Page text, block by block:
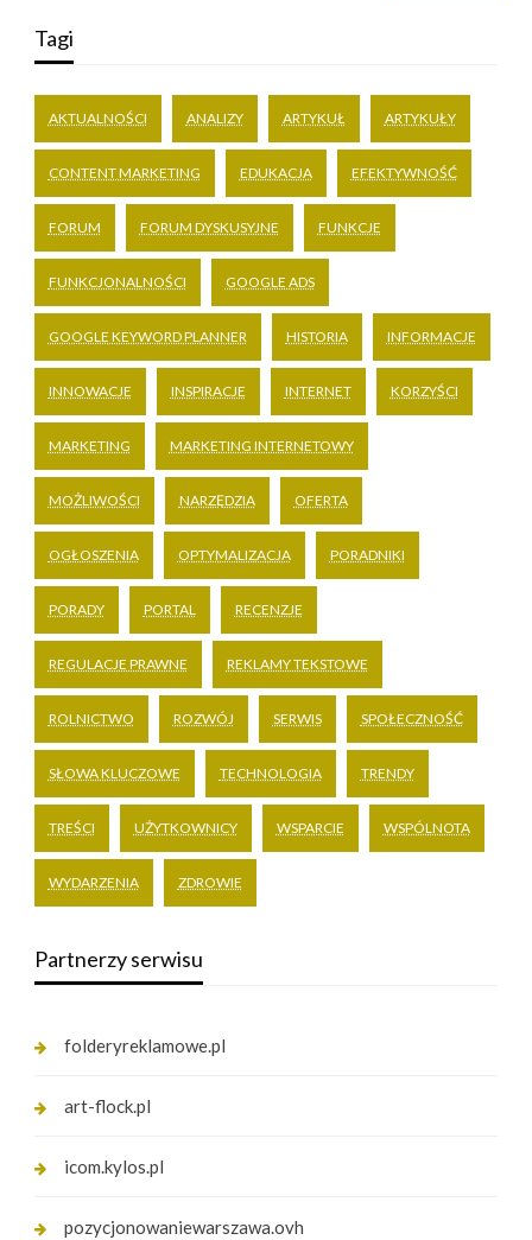
Tagi
AKTUALNOŚCI ANALIZY ARTYKUŁ ARTYKUŁY
CONTENT MARKETING EDUKACJA EFEKTYWNOŚĆ
FORUM FORUM DYSKUSYJNE FUNKCJE
FUNKCJONALNOŚCI GOOGLE ADS
GOOGLE KEYWORD PLANNER HISTORIA INFORMACJE
INNOWACJE INSPIRACJE INTERNET KORZYŚCI
MARKETING MARKETING INTERNETOWY
MOŻLIWOŚCI NARZĘDZIA OFERTA
OGŁOSZENIA OPTYMALIZACJA PORADNIKI
PORADY PORTAL RECENZJE
REGULACJE PRAWNE REKLAMY TEKSTOWE
ROLNICTWO ROZWÓJ SERWIS SPOŁECZNOŚĆ
SŁOWA KLUCZOWE TECHNOLOGIA TRENDY
TREŚCI UŻYTKOWNICY WSPARCIE WSPÓLNOTA
WYDARZENIA ZDROWIE
Partnerzy serwisu
folderyreklamowe.pl
art-flock.pl
icom.kylos.pl
pozycjonowaniewarszawa.ovh